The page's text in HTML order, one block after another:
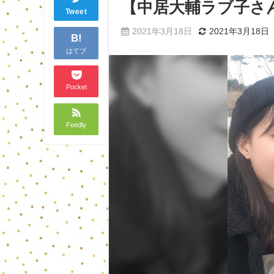
Tweet
B!
はてブ
Pocket
Feedly
【中居大輔ラブ子さ
2021年3月18日 2021年3月18日